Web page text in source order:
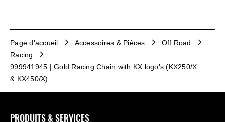
Page d'accueil Accessoires & Pièces
Off Road
Racing
999941945 | Gold Racing Chain with KX logo's (KX250/X
& KX450/X)
PRODUITS & SERVICES